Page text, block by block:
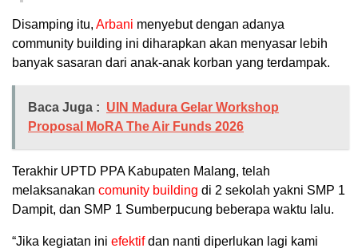
Disamping itu, Arbani menyebut dengan adanya
community building ini diharapkan akan menyasar lebih
banyak sasaran dari anak-anak korban yang terdampak.
Baca Juga : UIN Madura Gelar Workshop
Proposal MoRA The Air Funds 2026
Terakhir UPTD PPA Kabupaten Malang, telah
melaksanakan comunity building di 2 sekolah yakni SMP 1
Dampit, dan SMP 1 Sumberpucung beberapa waktu lalu.
“Jika kegiatan ini efektifdan nanti diperlukan lagi kami